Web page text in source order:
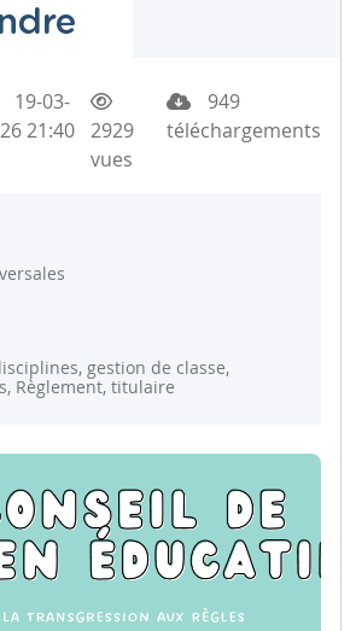
19-03-
21:40 2929
vues
949
téléchargements
gestion de classe,
Règlement, titulaire